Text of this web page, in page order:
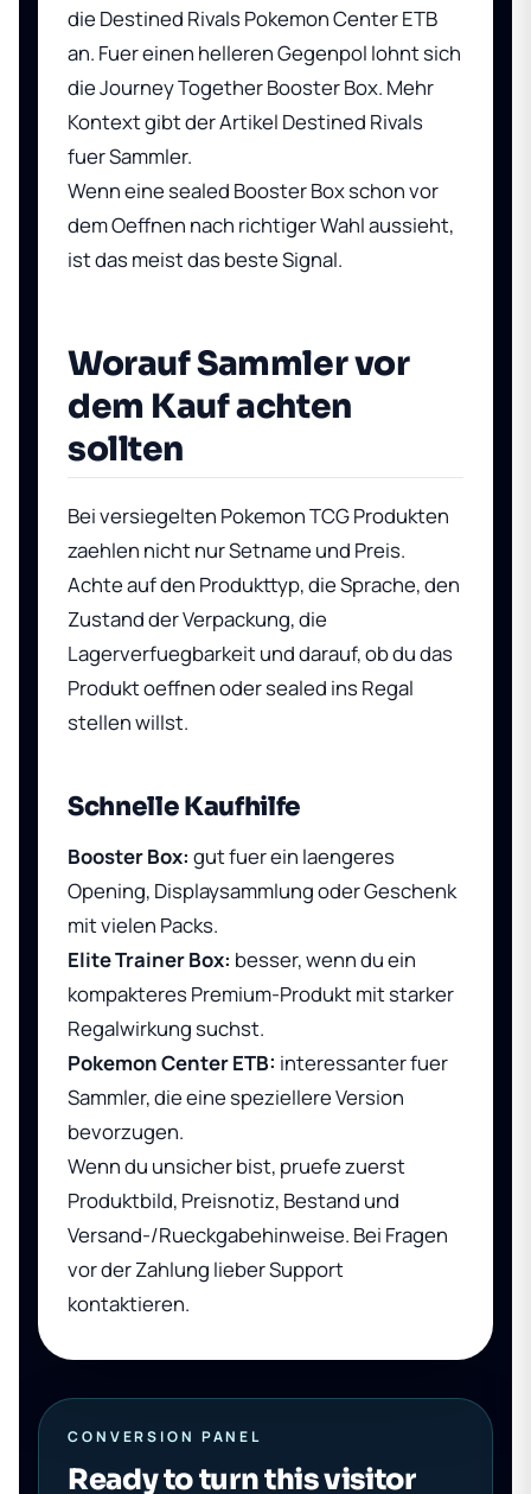
die Destined Rivals Pokemon Center ETB
an. Fuer einen helleren Gegenpol lohnt sich
dieJourney Together Booster Box. Mehr
Kontext gibt der Artikel Destined Rivals
fuer Sammler.
Wenn eine sealed Booster Box schon vor
dem Oeffnen nach richtiger Wahl aussieht,
ist das meist das beste Signal.
Worauf Sammler vor
dem Kauf achten
sollten
Bei versiegelten Pokemon TCG Produkten
zaehlen nicht nur Setname und Preis.
Achte auf den Produkttyp, die Sprache, den
Zustand der Verpackung, die
Lagerverfuegbarkeit und darauf, ob du das
Produkt oeffnen oder sealed ins Regal
stellen willst.
Schnelle Kaufhilfe
Booster Box: gut fuer ein laengeres
Opening, Displaysammlung oder Geschenk
mit vielen Packs.
Elite Trainer Box: besser, wenn du ein
kompakteres Premium-Produkt mit starker
Regalwirkung suchst.
Pokemon Center ETB: interessanter fuer
Sammler, die eine speziellere Version
bevorzugen.
Wenn du unsicher bist, pruefe zuerst
Produktbild, Preisnotiz, Bestand und
Versand-/Rueckgabehinweise. Bei Fragen
vor der Zahlung lieber Support
kontaktieren.
CONVERSION PANEL
Ready to turn this visitor